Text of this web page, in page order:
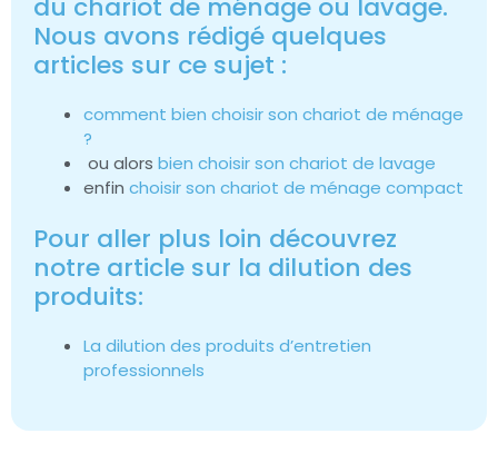
Nous avons rédigé quelques
articles sur ce sujet :
comment bien choisir son chariot de ménage
?
ou alors bien choisir son chariot de lavage
enfin choisir son chariot de ménage compact
Pour aller plus loin découvrez
notre article sur la dilution des
produits:
La dilution des produits d’entretien
professionnels